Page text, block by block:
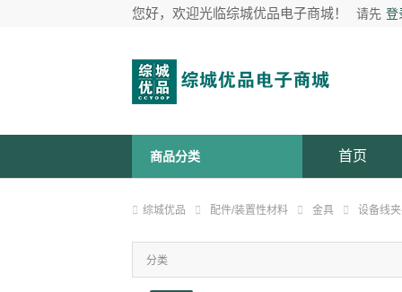
您好，欢迎光临综城优品电子商城！ 请先 登
商品分类 首页
综城优品 配件/装置性材料 金具 设备线
分类